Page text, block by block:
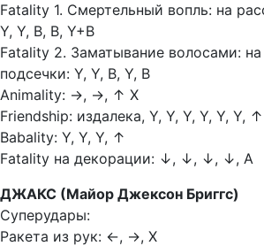
Fatality 1. Смертельный вопль: на
Y, Y, В, В, Y+В
Fatality 2. Заматывание волосами:
подсечки: Y, Y, В, Y, В
Animality: →, →, ↑ Х
Friendship: издалека, Y, Y, Y, Y, Y, Y, ↑
Babality: Y, Y, Y, ↑
Fatality на декорации: ↓, ↓, ↓, ↓, A
ДЖАКС (Майор Джексон Бриггс)
Суперудары:
Ракета из рук: ←, →, Х